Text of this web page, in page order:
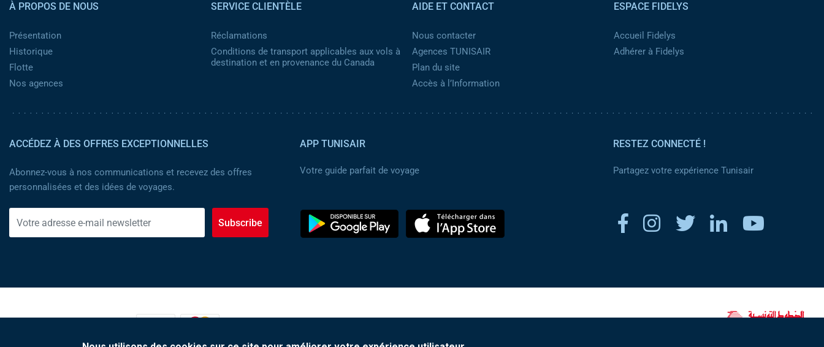
À PROPOS DE NOUS
Présentation
Historique
Flotte
Nos agences
SERVICE CLIENTÈLE
Réclamations
Conditions de transport applicables aux vols à
destination et en provenance du Canada
AIDE ET CONTACT
Nous contacter
Agences TUNISAIR
Plan du site
Accès à l’Information
ESPACE FIDELYS
Accueil Fidelys
Adhérer à Fidelys
ACCÉDEZ À DES OFFRES EXCEPTIONNELLES
Abonnez-vous à nos communications et recevez des offres
personnalisées et des idées de voyages.
Subscribe
APP TUNISAIR
Votre guide parfait de voyage
RESTEZ CONNECTÉ !
Partagez votre expérience Tunisair